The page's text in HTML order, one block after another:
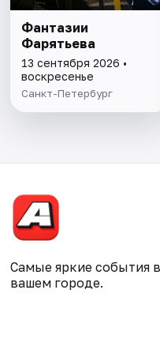
Фантазии
Фарятьева
13 сентября 2026 •
воскресенье
Санкт-Петербург
Самые яркие события в
вашем городе.